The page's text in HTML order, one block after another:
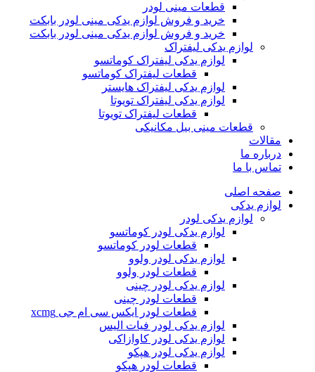
قطعات مینی لودر
خرید و فروش لوازم یدکی مینی لودر بابکت
خرید و فروش لوازم یدکی مینی لودر بابکت
لوازم یدکی لیفتراک
لوازم یدکی لیفتراک کوماتسو
قطعات لیفتراک کوماتسو
لوازم یدکی لیفتراک هایستر
لوازم یدکی لیفتراک تویوتا
قطعات لیفتراک تویوتا
قطعات مینی بیل مکانیکی
ما
با ما
اصلی
یدکی
لوازم یدکی لودر
لوازم یدکی لودر کوماتسو
قطعات لودر کوماتسو
لوازم یدکی لودر ولوو
قطعات لودر ولوو
لوازم یدکی لودر چینی
قطعات لودر چینی
قطعات لودر ایکس سی ام جی xcmg
لوازم یدکی لودر فیات الیس
لوازم یدکی لودر کاوازاکی
لوازم یدکی لودر هپکو
قطعات لودر هپکو